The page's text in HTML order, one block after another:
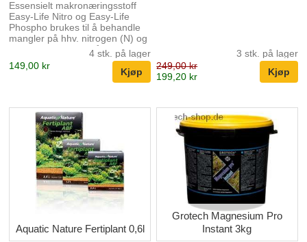
Essensielt makronæringsstoff
Easy-Life Nitro og Easy-Life
Phospho brukes til å behandle
mangler på hhv. nitrogen (N) og
fosfor (P). Mangel på disse
makroelementene fører
ugjenkallelig til vaklende
plantevekst eller til og med
raskt utvikles mangler på N og P
fordi lite eller ingen fiskemat
(sammen med fiskesekret
hovedkilden til N og P) brukes.
Dette kan også fort være tilfelle i
akvarier med svært høy ...
4 stk. på lager
149,00 kr
3 stk. på lager
249,00 kr
199,20 kr
Aquatic Nature Fertiplant 0,6l
Grotech Magnesium Pro
Instant 3kg